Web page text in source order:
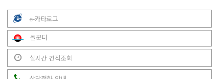
e-카타로그
돌꾼터
실시간 견적조회